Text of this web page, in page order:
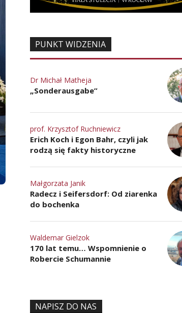
PUNKT WIDZENIA
Dr Michał Matheja
„Sonderausgabe”
prof. Krzysztof Ruchniewicz
Erich Koch i Egon Bahr, czyli jak
rodzą się fakty historyczne
Małgorzata Janik
Radecz i Seifersdorf: Od ziarenka
do bochenka
Waldemar Gielzok
170 lat temu… Wspomnienie o
Robercie Schumannie
NAPISZ DO NAS